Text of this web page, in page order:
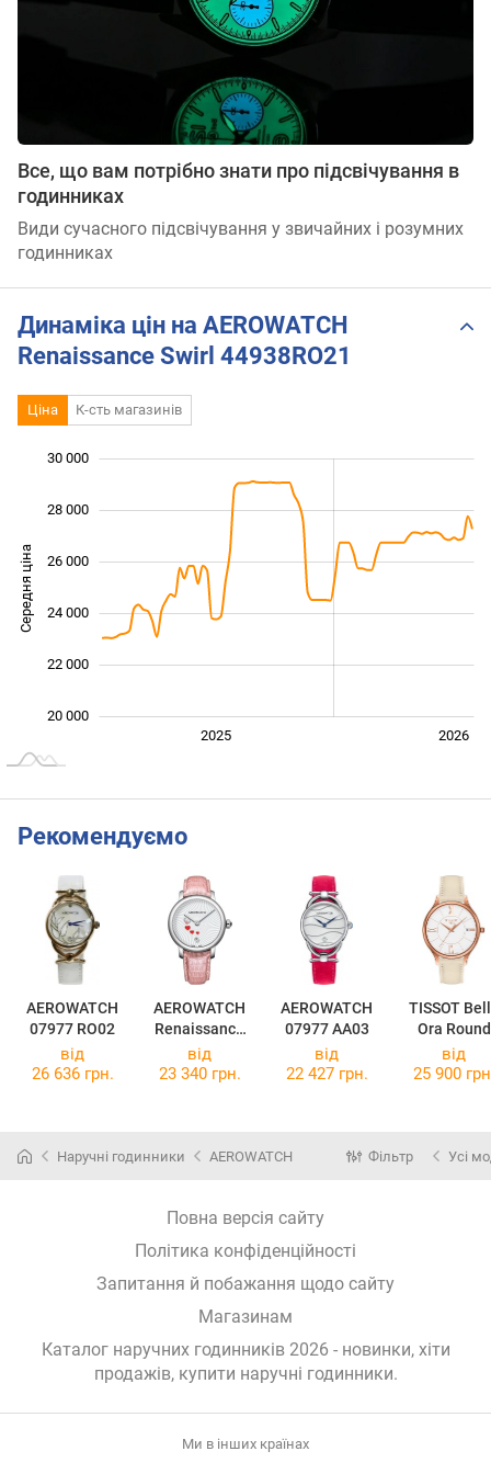
Все, що вам потрібно знати про підсвічування в
годинниках
Види сучасного підсвічування у звичайних і розумних
годинниках
Динаміка цін на AEROWATCH
Renaissance Swirl 44938RO21
Ціна К-сть магазинів
Середня ціна
20 000
22 000
24 000
26 000
28 000
30 000
2025 2026
Рекомендуємо
AEROWATCH
07977 RO02
AEROWATCH
Renaissance
Swirl
44938AA20
AEROWATCH
07977 AA03
TISSOT
Ora Round
18.00
від
26 636 грн.
від
23 340 грн.
від
22 427 грн.
від
25 900
Наручні годинники AEROWATCH Фільтр Усі
Повна версія сайту
Політика конфіденційності
Запитання й побажання щодо сайту
Магазинам
Каталог наручних годинників 2026 - новинки, хіти
продажів, купити наручні годинники.
Ми в інших країнах